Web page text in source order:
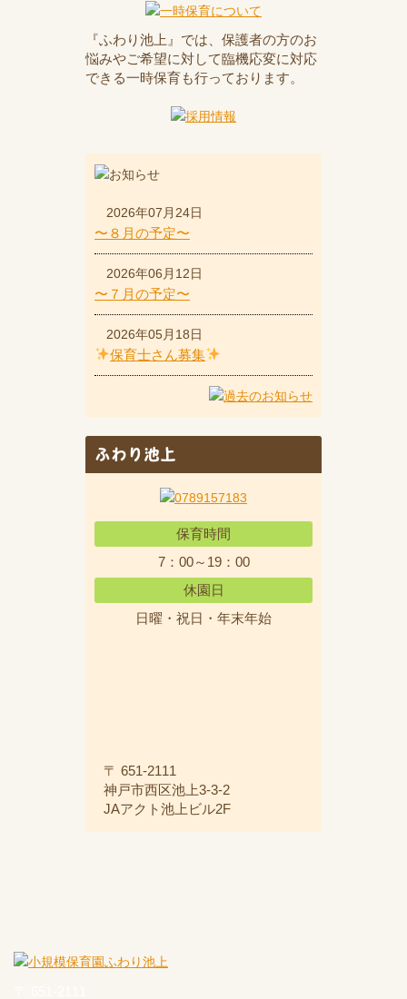
『ふわり池上』では、保護者の方のお
悩みやご希望に対して臨機応変に対応
できる一時保育も行っております。
2026年07月24日
〜８月の予定〜
2026年06月12日
〜７月の予定〜
2026年05月18日
保育士さん募集
ふわり池上
保育時間
7：00～19：00
休園日
日曜・祝日・年末年始
〒 651-2111
神戸市西区池上3-3-2
JAアクト池上ビル2F